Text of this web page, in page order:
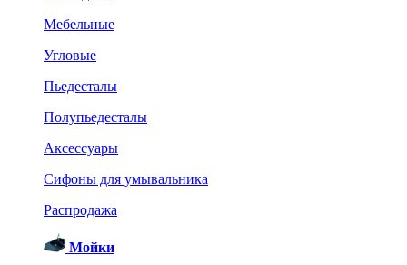
Мебельные
Угловые
Пьедесталы
Полупьедесталы
Аксессуары
Сифоны для умывальника
Распродажа
Мойки